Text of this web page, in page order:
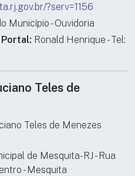
?serv=1156
Município - Ouvidoria
Ronald Henrique - Tel:
Teles de
Teles de Menezes
de Mesquita-RJ - Rua
- Mesquita